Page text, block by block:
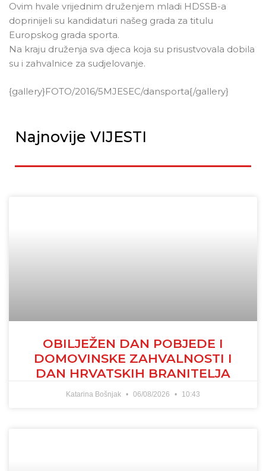
Ovim hvale vrijednim druženjem mladi HDSSB-a
doprinijeli su kandidaturi našeg grada za titulu
Europskog grada sporta.
Na kraju druženja sva djeca koja su prisustvovala dobila
su i zahvalnice za sudjelovanje.
{gallery}FOTO/2016/5MJESEC/dansporta{/gallery}
Najnovije VIJESTI
OBILJEŽEN DAN POBJEDE I
DOMOVINSKE ZAHVALNOSTI I
DAN HRVATSKIH BRANITELJA
Katarina Bošnjak 06/08/2026 10:43